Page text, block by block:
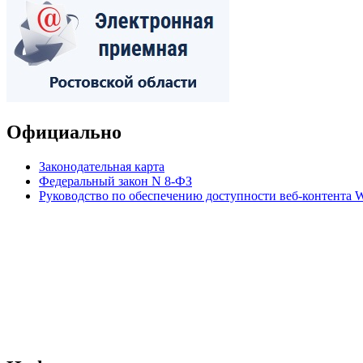
Официально
Законодательная карта
Федеральный закон N 8-ФЗ
Руководство по обеспечению доступности веб-контента